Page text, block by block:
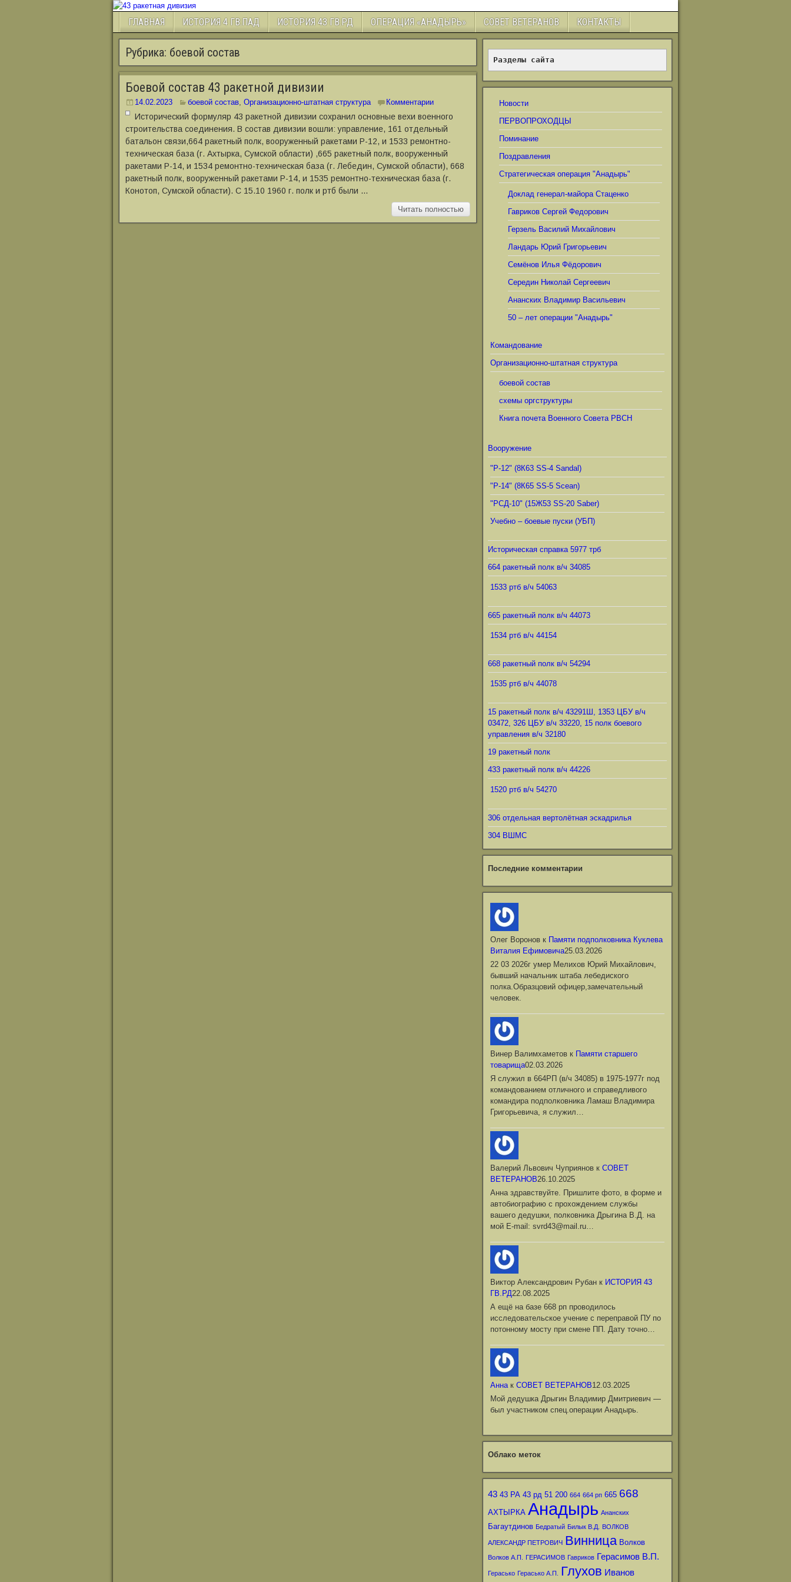
ГЛАВНАЯ ИСТОРИЯ 4 ГВ.ПАД ИСТОРИЯ 43 ГВ.РД ОПЕРАЦИЯ «АНАДЫРЬ» СОВЕТ ВЕТЕРАНОВ КОНТАКТЫ
Рубрика: боевой состав
Боевой состав 43 ракетной дивизии
14.02.2023 боевой состав, Организационно-штатная структура Комментарии
Исторический формуляр 43 ракетной дивизии сохранил основные вехи военного
строительства соединения. В состав дивизии вошли: управление, 161 отдельный
батальон связи,664 ракетный полк, вооруженный ракетами Р-12, и 1533 ремонтно-
техническая база (г. Ахтырка, Сумской области) ,665 ракетный полк, вооруженный
ракетами Р-14, и 1534 ремонтно-техническая база (г. Лебедин, Сумской области), 668
ракетный полк, вооруженный ракетами Р-14, и 1535 ремонтно-техническая база (г.
Конотоп, Сумской области). С 15.10 1960 г. полк и ртб были …
Читать полностью
Разделы сайта
Новости
ПЕРВОПРОХОДЦЫ
Поминание
Поздравления
Стратегическая операция "Анадырь"
Доклад генерал-майора Стаценко
Гавриков Сергей Федорович
Герзель Василий Михайлович
Ландарь Юрий Григорьевич
Семёнов Илья Фёдорович
Середин Николай Сергеевич
Ананских Владимир Васильевич
50 – лет операции "Анадырь"
Командование
Организационно-штатная структура
боевой состав
схемы оргструктуры
Книга почета Военного Совета РВСН
Вооружение
"Р-12" (8К63 SS-4 Sandal)
"Р-14" (8К65 SS-5 Scean)
"РСД-10" (15Ж53 SS-20 Saber)
Учебно – боевые пуски (УБП)
Историческая справка 5977 трб
664 ракетный полк в/ч 34085
1533 ртб в/ч 54063
665 ракетный полк в/ч 44073
1534 ртб в/ч 44154
668 ракетный полк в/ч 54294
1535 ртб в/ч 44078
15 ракетный полк в/ч 43291Ш, 1353 ЦБУ в/ч
03472, 326 ЦБУ в/ч 33220, 15 полк боевого
управления в/ч 32180
19 ракетный полк
433 ракетный полк в/ч 44226
1520 ртб в/ч 54270
306 отдельная вертолётная эскадрилья
304 ВШМС
Последние комментарии
Олег Вороновк Памяти подполковника Куклева
Виталия Ефимовича25.03.2026
22 03 2026г умер Мелихов Юрий Михайлович,
бывший начальник штаба лебедиского
полка.Образцовий офицер,замечательный
человек.
Винер Валимхаметовк Памяти старшего
товарища02.03.2026
Я служил в 664РП (в/ч 34085) в 1975-1977г под
командованием отличного и справедливого
командира подполковника Ламаш Владимира
Григорьевича, я служил…
Валерий Львович Чуприяновк СОВЕТ
ВЕТЕРАНОВ26.10.2025
Анна здравствуйте. Пришлите фото, в форме и
автобиографию с прохождением службы
вашего дедушки, полковника Дрыгина В.Д. на
мой Е-mail: svrd43@mail.ru…
Виктор Александрович Рубанк ИСТОРИЯ 43
ГВ.РД22.08.2025
А ещё на базе 668 рп проводилось
исследовательское учение с переправой ПУ по
потонному мосту при смене ПП. Дату точно…
Аннак СОВЕТ ВЕТЕРАНОВ12.03.2025
Мой дедушка Дрыгин Владимир Дмитриевич —
был участником спец.операции Анадырь.
Облако меток
43 43 РА 43 рд 51 200 664 664 рп 665 668
АХТЫРКА Анадырь Ананских
Багаутдинов Бедратый Билык В.Д. ВОЛКОВ
АЛЕКСАНДР ПЕТРОВИЧ Винница Волков
Волков А.П. ГЕРАСИМОВ Гавриков Герасимов В.П.
Герасько Герасько А.П. Глухов Иванов